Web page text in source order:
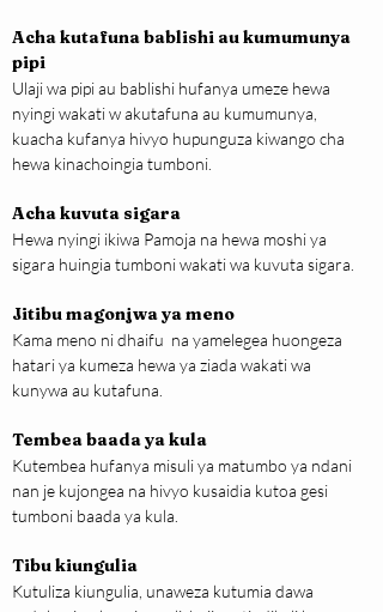
Acha kutafuna bablishi au kumumunya
pipi
Ulaji wa pipi au bablishi hufanya umeze hewa
nyingi wakati w akutafuna au kumumunya,
kuacha kufanya hivyo hupunguza kiwango cha
hewa kinachoingia tumboni.
Acha kuvuta sigara
Hewa nyingi ikiwa Pamoja na hewa moshi ya
sigara huingia tumboni wakati wa kuvuta sigara.
Jitibu magonjwa ya meno
Kama meno ni dhaifu  na yamelegea huongeza
hatari ya kumeza hewa ya ziada wakati wa
kunywa au kutafuna.
Tembea baada ya kula
Kutembea hufanya misuli ya matumbo ya ndani
nan je kujongea na hivyo kusaidia kutoa gesi
tumboni baada ya kula.
Tibu kiungulia
Kutuliza kiungulia, unaweza kutumia dawa